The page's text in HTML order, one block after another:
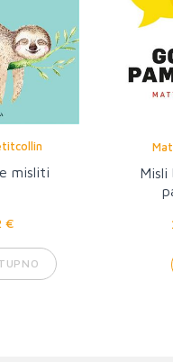
misliti
€
Misli